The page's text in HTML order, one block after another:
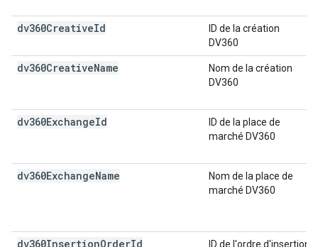
dv360CreativeId
ID de la création
DV360
dv360CreativeName
Nom de la création
DV360
dv360ExchangeId
ID de la place de
marché DV360
dv360ExchangeName
Nom de la place de
marché DV360
dv360InsertionOrderId ID de l'ordre d'insertion